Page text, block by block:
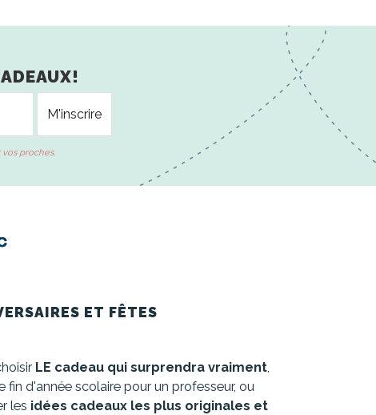
proches.
ET FÊTES
LE cadeau qui surprendra vraiment,
fin d'année scolaire pour un professeur, ou
les idées cadeaux les plus originales et